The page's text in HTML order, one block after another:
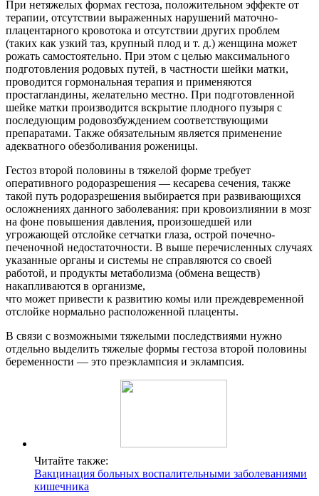
При нетяжелых формах гестоза, положительном эффекте от
терапии, отсутствии выраженных нарушений маточно-
плацентарного кровотока и отсутствии других проблем
(таких как узкий таз, крупный плод и т. д.) женщина может
рожать самостоятельно. При этом с целью максимального
подготовления родовых путей, в частности шейки матки,
проводится гормональная терапия и применяются
простагландины, желательно местно. При подготовленной
шейке матки производится вскрытие плодного пузыря с
последующим родовозбуждением соответствующими
препаратами. Также обязательным является применение
адекватного обезболивания роженицы.
Гестоз второй половины в тяжелой форме требует
оперативного родоразрешения — кесарева сечения, также
такой путь родоразрешения выбирается при развивающихся
осложнениях данного заболевания: при кровоизлиянии в мозг
на фоне повышения давления, произошедшей или
угрожающей отслойке сетчатки глаза, острой почечно-
печеночной недостаточности. В выше перечисленных случаях
указанные органы и системы не справляются со своей
работой, и продукты метаболизма (обмена веществ)
накапливаются в организме,
что может привести к развитию комы или преждевременной
отслойке нормально расположенной плаценты.
В связи с возможными тяжелыми последствиями нужно
отдельно выделить тяжелые формы гестоза второй половины
беременности — это преэклампсия и эклампсия.
Читайте также:
Вакцинация больных воспалительными заболеваниями
кишечника